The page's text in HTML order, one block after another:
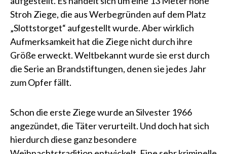
Stroh Ziege, die aus Werbegründen auf dem Platz
„Slottstorget“ aufgestellt wurde. Aber wirklich
Aufmerksamkeit hat die Ziege nicht durch ihre
Größe erweckt. Weltbekannt wurde sie erst durch
die Serie an Brandstiftungen, denen sie jedes Jahr
zum Opfer fällt.
Schon die erste Ziege wurde an Silvester 1966
angezündet, die Täter verurteilt. Und doch hat sich
hierdurch diese ganz besondere